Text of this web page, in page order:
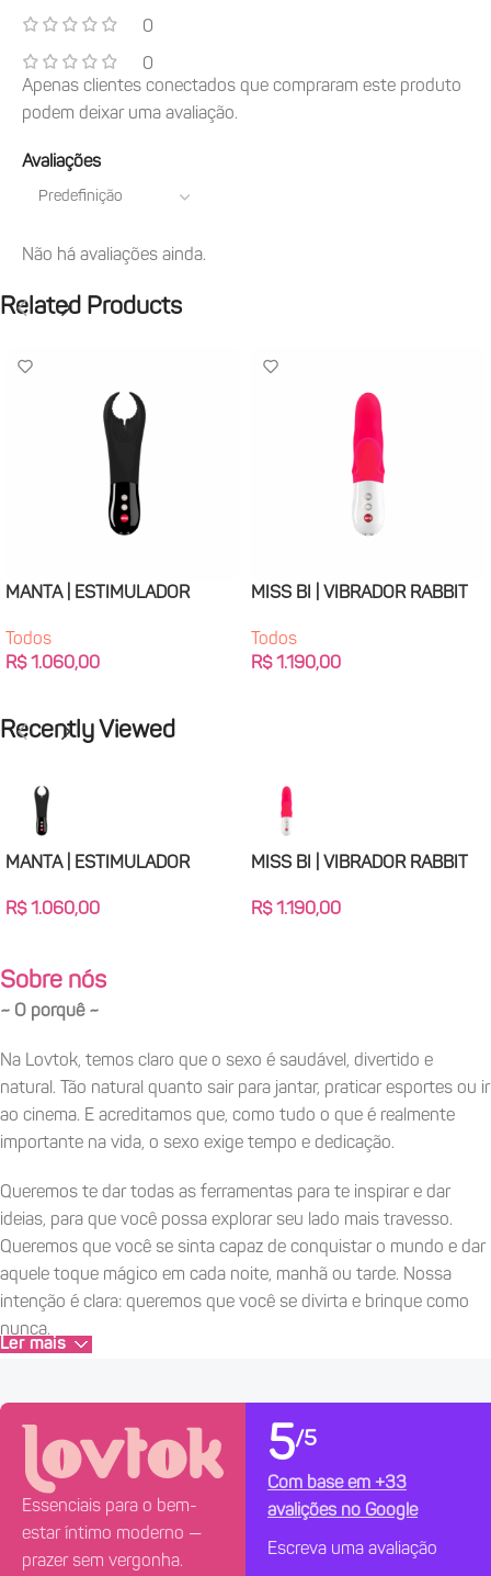
0
0
Avaliações
Não há avaliações ainda.
Apenas clientes conectados que compraram este produto
podem deixar uma avaliação.
Related Products
MANTA | ESTIMULADOR
Todos
R$1.060,00
MISS BI | VIBRADOR RABBIT
Todos
R$1.190,00
Recently Viewed
MANTA | ESTIMULADOR
R$1.060,00
MISS BI | VIBRADOR RABBIT
R$1.190,00
Sobre nós
~ O porquê ~
Na Lovtok, temos claro que o sexo é saudável, divertido e
natural. Tão natural quanto sair para jantar, praticar esportes ou ir
ao cinema. E acreditamos que, como tudo o que é realmente
importante na vida, o sexo exige tempo e dedicação.
Queremos te dar todas as ferramentas para te inspirar e dar
ideias, para que você possa explorar seu lado mais travesso.
Queremos que você se sinta capaz de conquistar o mundo e dar
aquele toque mágico em cada noite, manhã ou tarde. Nossa
intenção é clara: queremos que você se divirta e brinque como
nunca.
~ O como ~
Sabemos que aqui você não encontrará tudo, pois não somos
um "tudo a cem". Acreditamos na qualidade sobre a quantidade;
e também acreditamos em tornar tudo mais fácil para você. Por
isso, fabricamos e disponibilizamos uma gama de produtos de
Ler mais
Essenciais para o bem-
estar íntimo moderno —
prazer sem vergonha.
5/5
Com base em +33
avalições no Google
Escreva uma avaliação